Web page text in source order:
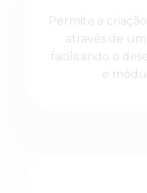
Permite a
através de
facilitando o
e